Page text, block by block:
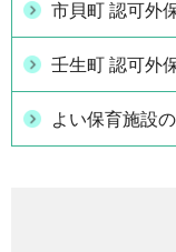
市貝町 認可外
壬生町 認可外
よい保育施設